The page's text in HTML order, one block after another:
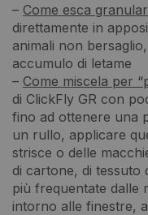
– Come esca
direttamente in
animali non
accumulo di letame
– Come miscela per
di ClickFly GR con
fino ad ottenere una
un rullo, applicare
strisce o delle
di cartone, di tessuto
più frequentate dalle
intorno alle finestre,